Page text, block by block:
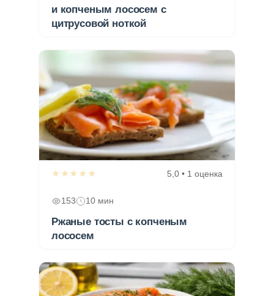
и копченым лососем с
цитрусовой ноткой
★★★★★ 5,0 • 1 оценка
153 10 мин
Ржаные тосты с копченым
лососем